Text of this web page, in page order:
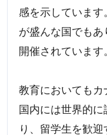
感を示していま
が盛んな国でも
開催されています
教育においてもカ
国内には世界的
り、留学生を歓迎